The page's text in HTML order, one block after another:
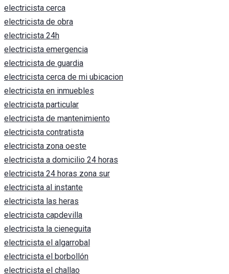
electricista cerca
electricista de obra
electricista 24h
electricista emergencia
electricista de guardia
electricista cerca de mi ubicacion
electricista en inmuebles
electricista particular
electricista de mantenimiento
electricista contratista
electricista zona oeste
electricista a domicilio 24 horas
electricista 24 horas zona sur
electricista al instante
electricista las heras
electricista capdevilla
electricista la cieneguita
electricista el algarrobal
electricista el borbollón
electricista el challao